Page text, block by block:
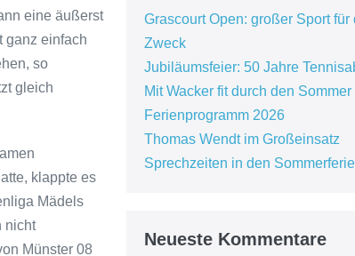
eine äußerst
ganz einfach
so
gleich
klappte es
Mädels
nicht
Münster 08
Grascourt Open: großer Sport für
Zweck
Jubiläumsfeier: 50 Jahre
Mit Wacker fit durch den
Ferienprogramm 2026
Thomas Wendt im Großeinsatz
Sprechzeiten in den
Neueste Kommentare